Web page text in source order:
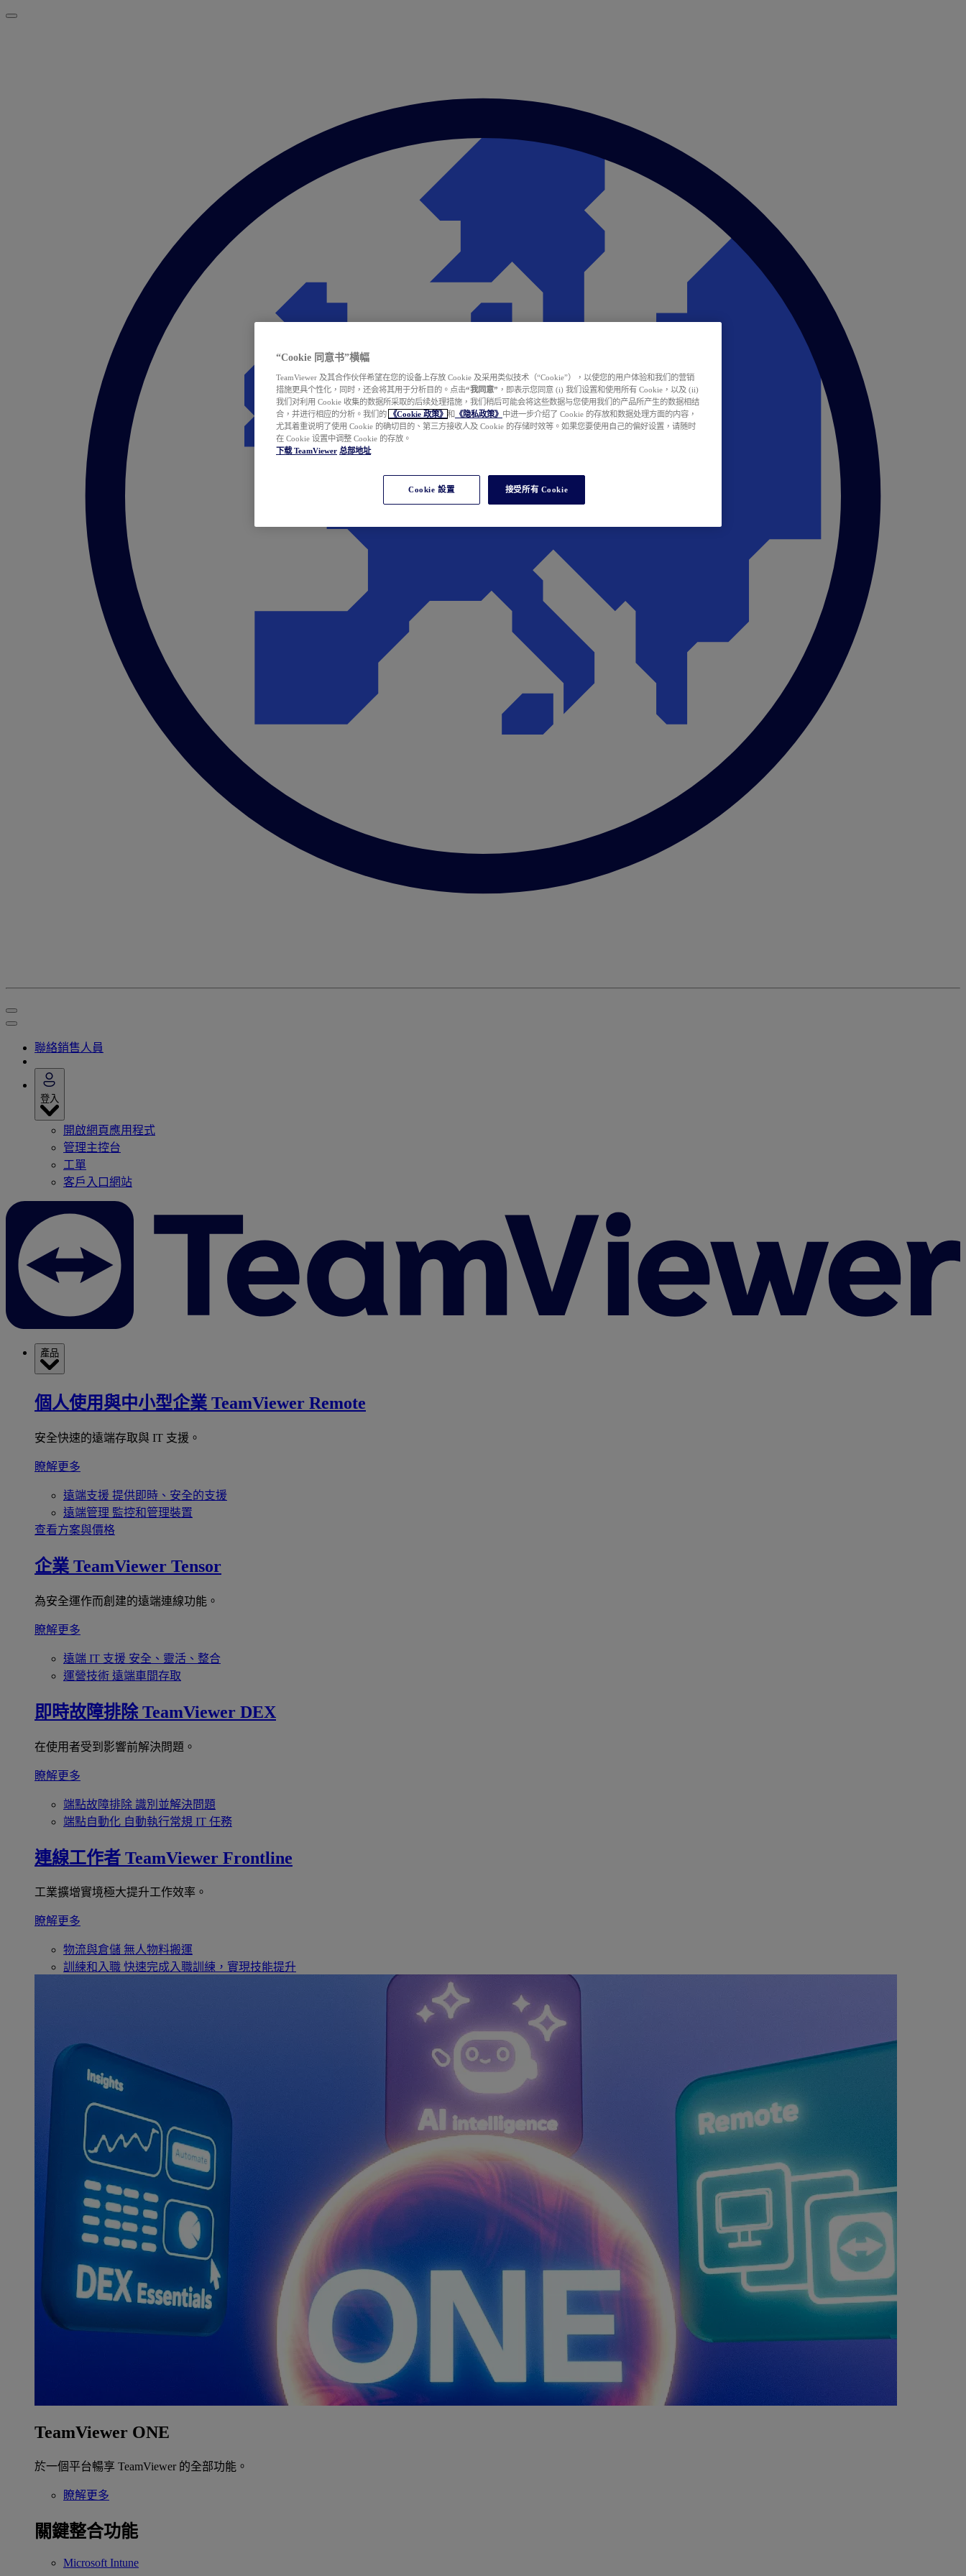
聯絡銷售人員
登入
開啟網頁應用程式
管理主控台
工單
客戶入口網站
產品
個人使用與中小型企業 TeamViewer Remote
安全快速的遠端存取與 IT 支援。
瞭解更多
遠端支援 提供即時、安全的支援
遠端管理 監控和管理裝置
查看方案與價格
企業 TeamViewer Tensor
為安全運作而創建的遠端連線功能。
瞭解更多
遠端 IT 支援 安全、靈活、整合
運營技術 遠端車間存取
即時故障排除 TeamViewer DEX
在使用者受到影響前解決問題。
瞭解更多
端點故障排除 識別並解決問題
端點自動化 自動執行常規 IT 任務
連線工作者 TeamViewer Frontline
工業擴增實境極大提升工作效率。
瞭解更多
物流與倉儲 無人物料搬運
訓練和入職 快速完成入職訓練，實現技能提升
TeamViewer ONE
於一個平台暢享 TeamViewer 的全部功能。
瞭解更多
關鍵整合功能
Microsoft Intune
“Cookie 同意书”横幅
TeamViewer 及其合作伙伴希望在您的设备上存放 Cookie 及采用类似技术（“Cookie”），以使您的用户体验和我们的营销
措施更具个性化，同时，还会将其用于分析目的。点击“我同意” ，即表示您同意 (i) 我们设置和使用所有 Cookie，以及 (ii)
我们对利用 Cookie 收集的数据所采取的后续处理措施，我们稍后可能会将这些数据与您使用我们的产品所产生的数据相结
合，并进行相应的分析。我们的
《Cookie 政策》 和 《隐私政策》 中进一步介绍了 Cookie 的存放和数据处理方面的内容，
尤其着重说明了使用 Cookie 的确切目的、第三方接收人及 Cookie 的存储时效等。如果您要使用自己的偏好设置，请随时
在 Cookie 设置中调整 Cookie 的存放。
下载 TeamViewer 总部地址
Cookie 設置 接受所有 Cookie